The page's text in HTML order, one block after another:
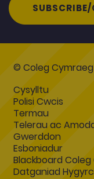
© Coleg
Cysylltu
Polisi Cwcis
Termau
Telerau ac
Gwerddon
Esboniadur
Blackboard
Datganiad